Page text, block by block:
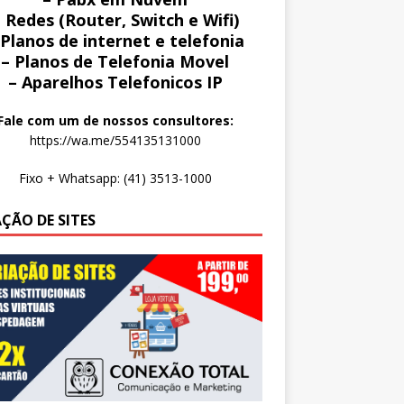
Redes (Router, Switch e Wifi)
de internet e telefonia
– Planos de Telefonia Movel
– Aparelhos Telefonicos IP
com um de nossos consultores:
https://wa.me/554135131000
Fixo + Whatsapp: (41) 3513-1000
DE SITES